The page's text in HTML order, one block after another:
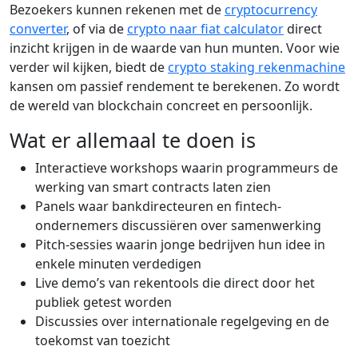
Bezoekers kunnen rekenen met decryptocurrency
converter, of via decrypto naar fiat calculatordirect
inzicht krijgen in de waarde van hun munten. Voor wie
verder wil kijken, biedt decrypto staking rekenmachine
kansen om passief rendement te berekenen. Zo wordt
de wereld van blockchain concreet en persoonlijk.
Wat er allemaal te doen is
Interactieve workshops waarin programmeurs de
werking van smart contracts laten zien
Panels waar bankdirecteuren en fintech-
ondernemers discussiëren over samenwerking
Pitch-sessies waarin jonge bedrijven hun idee in
enkele minuten verdedigen
Live demo’s van rekentools die direct door het
publiek getest worden
Discussies over internationale regelgeving en de
toekomst van toezicht